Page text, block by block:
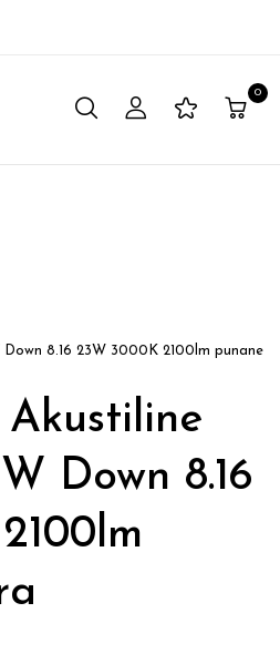
0
8.16 23W 3000K 2100lm punane
Down 8.16